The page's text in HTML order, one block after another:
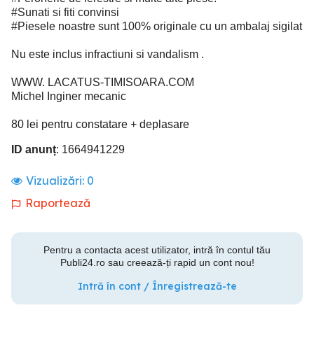
#Sunati si fiti convinsi
#Piesele noastre sunt 100% originale cu un ambalaj sigilat
Nu este inclus infractiuni si vandalism .
WWW. LACATUS-TIMISOARA.COM
Michel Inginer mecanic
80 lei pentru constatare + deplasare
ID anunț: 1664941229
Vizualizări: 0
Raportează
Pentru a contacta acest utilizator, intră în contul tău
Publi24.ro sau creează-ți rapid un cont nou!
Intră în cont / Înregistrează-te